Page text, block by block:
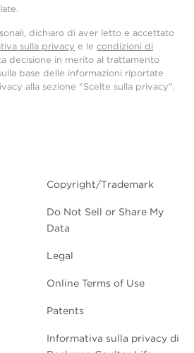
dichiaro di aver letto e accettato
sulla privacy e le condizioni di
decisione in merito al trattamento
base delle informazioni riportate
alla sezione "Scelte sulla privacy".
Copyright/Trademark
Do Not Sell or Share My
Data
Legal
Online Terms of Use
Patents
Informativa sulla privacy di